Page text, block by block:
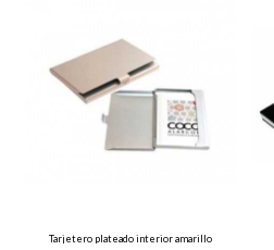
Tarjetero plateado interior amarillo